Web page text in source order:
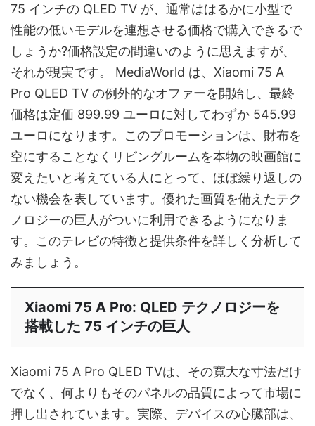
75 インチの QLED TV が、通常ははるかに小型で
性能の低いモデルを連想させる価格で購入できるで
しょうか?価格設定の間違いのように思えますが、
それが現実です。 MediaWorld は、Xiaomi 75 A
Pro QLED TV の例外的なオファーを開始し、最終
価格は定価 899.99 ユーロに対してわずか 545.99
ユーロになります。このプロモーションは、財布を
空にすることなくリビングルームを本物の映画館に
変えたいと考えている人にとって、ほぼ繰り返しの
ない機会を表しています。優れた画質を備えたテク
ノロジーの巨人がついに利用できるようになりま
す。このテレビの特徴と提供条件を詳しく分析して
みましょう。
Xiaomi 75 A Pro: QLED テクノロジーを
搭載した 75 インチの巨人
Xiaomi 75 A Pro QLED TVは、その寛大な寸法だけ
でなく、何よりもそのパネルの品質によって市場に
押し出されています。実際、デバイスの心臓部は、